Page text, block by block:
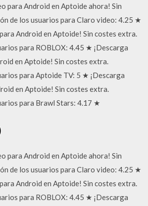
para Android en Aptoide ahora! Sin
de los usuarios para Claro video: 4.25 ★
Android en Aptoide! Sin costes extra.
para ROBLOX: 4.45 ★ ¡Descarga
en Aptoide! Sin costes extra.
para Aptoide TV: 5 ★ ¡Descarga
en Aptoide! Sin costes extra.
para Brawl Stars: 4.17 ★
para Android en Aptoide ahora! Sin
de los usuarios para Claro video: 4.25 ★
Android en Aptoide! Sin costes extra.
para ROBLOX: 4.45 ★ ¡Descarga